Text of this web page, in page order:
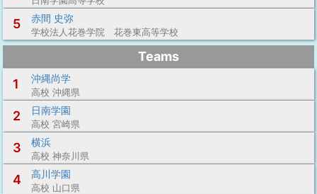
5 赤間 史弥
学校法人花巻学院 花巻東高等学校
Teams
1
沖縄尚学
高校 沖縄県
2 日南学園
高校 宮崎県
3 横浜
高校 神奈川県
4 高川学園
高校 山口県